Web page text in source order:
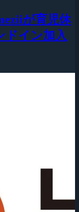
が育児休
ドイン加入